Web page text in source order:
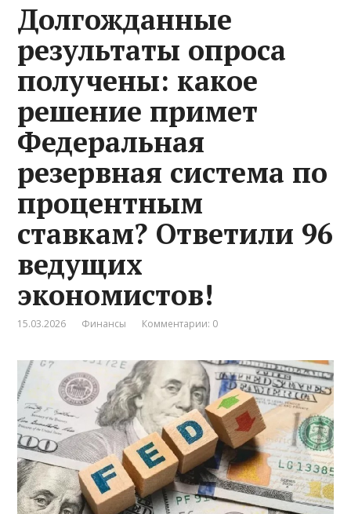
Долгожданные
результаты опроса
получены: какое
решение примет
Федеральная
резервная система по
процентным
ставкам? Ответили 96
ведущих
экономистов!
15.03.2026 Финансы Комментарии: 0